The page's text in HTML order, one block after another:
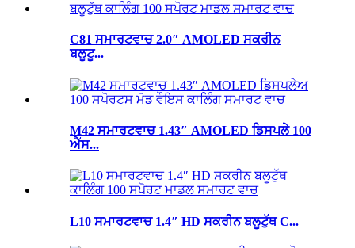
C81 ਸਮਾਰਟਵਾਚ 2.0″ AMOLED ਸਕਰੀਨ
ਬਲੂਟੂ...
M42 ਸਮਾਰਟਵਾਚ 1.43″ AMOLED ਡਿਸਪਲੇ 100
ਐੱਸ...
L10 ਸਮਾਰਟਵਾਚ 1.4″ HD ਸਕਰੀਨ ਬਲੂਟੁੱਥ C...